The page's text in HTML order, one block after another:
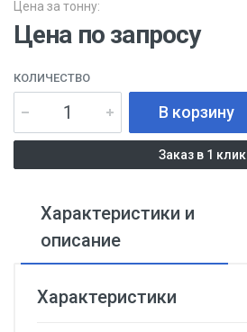
Цена за тонну:
Цена по запросу
КОЛИЧЕСТВО
В корзину
Заказ в 1 клик
Характеристики и
описание
Характеристики